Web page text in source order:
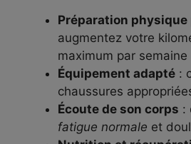
Préparation
augmentez votre
maximum par semaine
Équipement adapté :
chaussures
Écoute de son corps :
fatigue normale et